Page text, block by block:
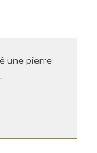
une pierre